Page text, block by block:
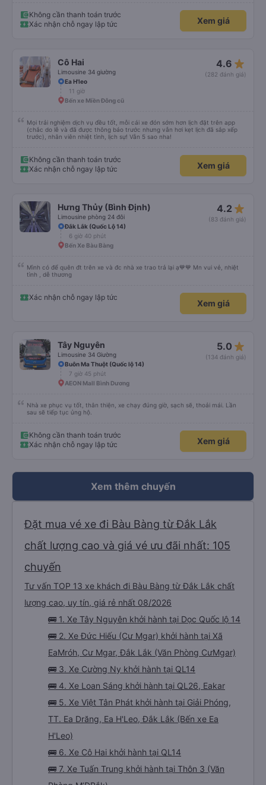
Không cần thanh toán trước
Xác nhận chỗ ngay lập tức
Xem giá
Cô Hai
Limousine 34 giường
4.6 star_rate
(282 đánh giá)
Ea H'leo
11 giờ
Bến xe Miền Đông cũ
Mọi trải nghiệm dịch vụ đều tốt, mỗi cái xe đón sớm hơn lịch đặt trên app
(chắc do lễ và đã được thông báo trước nhưng vẫn hơi kẹt lịch đã sắp xếp
trước), nhân viên nhiệt tình, lịch sự! Vẫn 5 sao nha!
Không cần thanh toán trước
Xác nhận chỗ ngay lập tức
Xem giá
Hưng Thủy (Bình Định)
Limousine phòng 24 đôi
4.2 star_rate
(83 đánh giá)
Đắk Lắk (Quốc Lộ 14)
6 giờ 40 phút
Bến Xe Bàu Bàng
Mình có để quên đt trên xe và đc nhà xe trao trả lại ạ💙💙 Mn vui vẻ, nhiệt
tình , dễ thương
Xác nhận chỗ ngay lập tức
Xem giá
Tây Nguyên
Limousine 34 Giường
5.0 star_rate
(134 đánh giá)
Buôn Ma Thuột (Quốc lộ 14)
7 giờ 45 phút
AEON Mall Bình Dương
Nhà xe phục vụ tốt, thân thiện, xe chạy đúng giờ, sạch sẽ, thoải mái. Lần
sau sẽ tiếp tục ủng hộ.
Không cần thanh toán trước
Xác nhận chỗ ngay lập tức
Xem giá
Xem thêm chuyến
Đặt mua vé xe đi Bàu Bàng từ Đắk Lắk
chất lượng cao và giá vé ưu đãi nhất: 105
chuyến
Tư vấn TOP 13 xe khách đi Bàu Bàng từ Đắk Lắk chất
lượng cao, uy tín, giá rẻ nhất 08/2026
🚌 1. Xe Tây Nguyên khởi hành tại Dọc Quốc lộ 14
🚌 2. Xe Đức Hiếu (Cư Mgar) khởi hành tại Xã
EaMróh, Cư Mgar, Đắk Lắk (Văn Phòng CưMgar)
🚌 3. Xe Cường Ny khởi hành tại QL14
🚌 4. Xe Loan Sáng khởi hành tại QL26, Eakar
🚌 5. Xe Việt Tân Phát khởi hành tại Giải Phóng,
TT. Ea Drăng, Ea H'Leo, Đắk Lắk (Bến xe Ea
H'Leo)
🚌 6. Xe Cô Hai khởi hành tại QL14
🚌 7. Xe Tuấn Trung khởi hành tại Thôn 3 (Văn